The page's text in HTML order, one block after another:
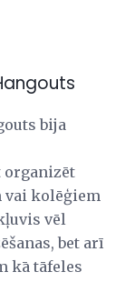
bija
organizēt
vai kolēģiem
vēl
bet arī
kā tāfeles